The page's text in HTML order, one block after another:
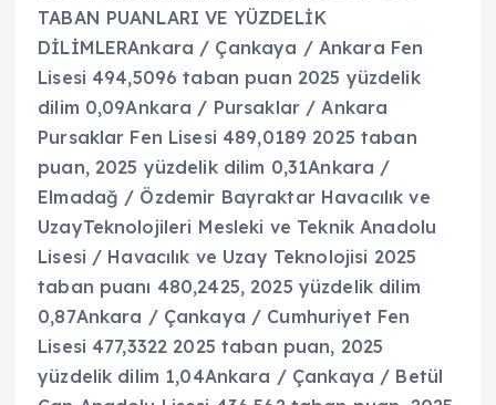
TABAN PUANLARI VE YÜZDELİK
DİLİMLERAnkara / Çankaya / Ankara Fen
Lisesi 494,5096 taban puan 2025 yüzdelik
dilim 0,09Ankara / Pursaklar / Ankara
Pursaklar Fen Lisesi 489,0189 2025 taban
puan, 2025 yüzdelik dilim 0,31Ankara /
Elmadağ / Özdemir Bayraktar Havacılık ve
UzayTeknolojileri Mesleki ve Teknik Anadolu
Lisesi / Havacılık ve Uzay Teknolojisi 2025
taban puanı 480,2425, 2025 yüzdelik dilim
0,87Ankara / Çankaya / Cumhuriyet Fen
Lisesi 477,3322 2025 taban puan, 2025
yüzdelik dilim 1,04Ankara / Çankaya / Betül